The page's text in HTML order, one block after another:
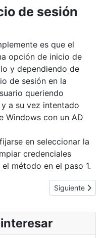
de sesión
es que el
opción de inicio de
y dependiendo de
de sesión en la
queriendo
a su vez intentado
Windows con un AD
en seleccionar la
credenciales
método en el paso 1.
Twin Hotspot)(Ataques
Artículo
Siguiente